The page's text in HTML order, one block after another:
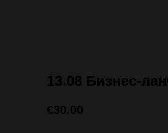
13.08 Бизнес-
€30.00